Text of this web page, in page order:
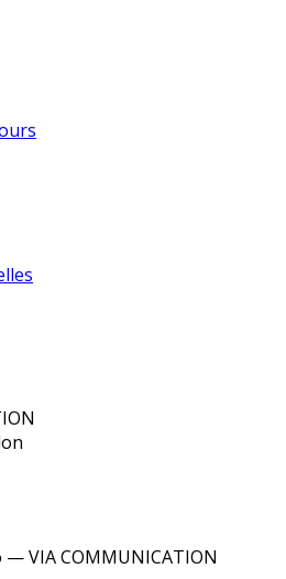
VIA COMMUNICATION